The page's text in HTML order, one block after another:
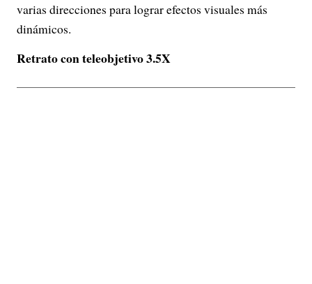
varias direcciones para lograr efectos visuales más
dinámicos.
Retrato con teleobjetivo 3.5X